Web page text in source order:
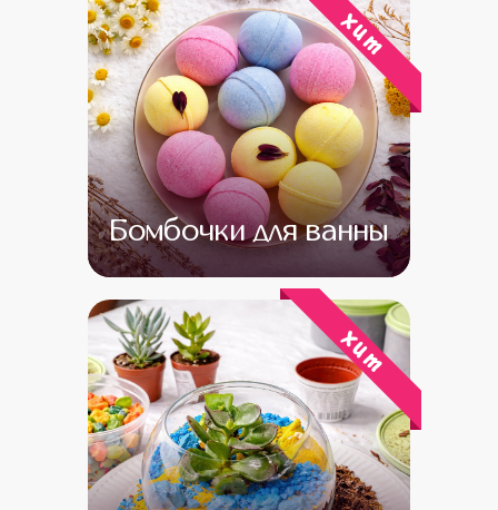
Бомбочки для ванны
от 14 000 от 12 000
хит
хит